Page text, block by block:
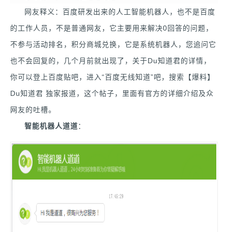
网友释义：百度研发出来的人工智能机器人，也不是百度
的工作人员，不是普通网友，它主要用来解决0回答的问题，
不参与活动排名，积分商城兑换，它是系统机器人，您追问它
也不会回复的，几个月前就出现了，关于Du知道君的详情，
你可以登上百度贴吧，进入“百度无线知道”吧，搜索【爆料】
Du知道君 独家报道，这个帖子，里面有官方的详细介绍及众
网友的吐槽。
智能机器人道道：